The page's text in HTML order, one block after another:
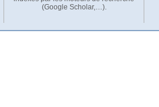
(Google Scholar,…).